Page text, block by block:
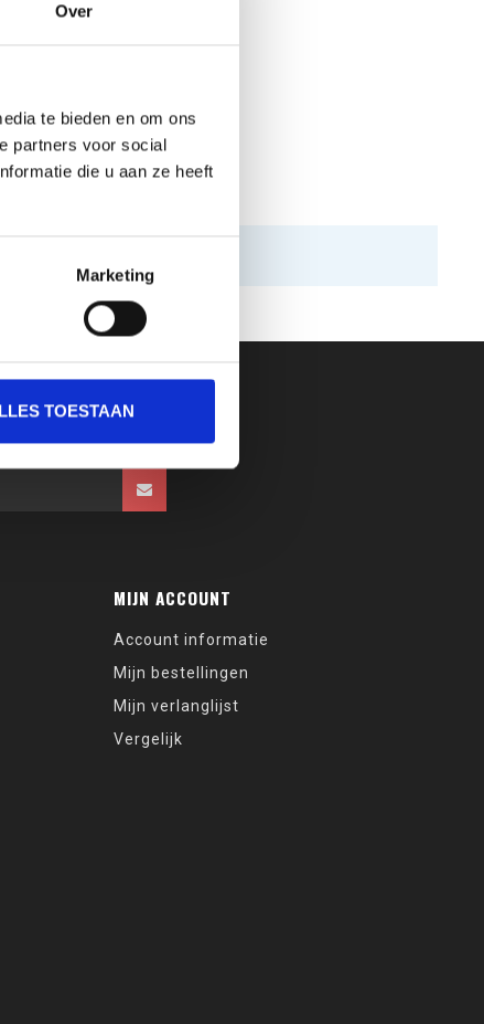
Over
te bieden en om ons
partners voor social
die u aan ze heeft
Marketing
TOESTAAN
MIJN ACCOUNT
Account informatie
Mijn bestellingen
Mijn verlanglijst
Vergelijk